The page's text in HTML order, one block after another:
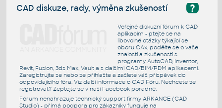
?
CAD diskuze, rady, výměna zkušeností
Veřejné diskuzní fórum k CAD
aplikacím - ptejte se na
libovolné otázky týkající se
oboru CAx, podělte se o vaše
znalosti a zkušenosti s
programy AutoCAD, Inventor,
Revit, Fusion, 3ds Max, Vault a s dalšími CAD/BIM/PDM aplikacemi.
Zaregistrujte se nebo se přihlašte a zašlete váš příspěvek do
odpovídajícího fóra. Viz další informace o CAD Fóru. Nechcete se
registrovat? Zeptejte se v naší Facebook poradně.
Fórum nenahrazuje technický support firmy ARKANCE (CAD
Studio) - přímá podpora pro zákazníky funguje na